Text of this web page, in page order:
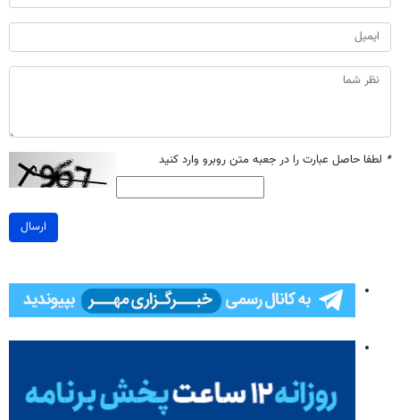
* لطفا حاصل عبارت را در جعبه متن روبرو وارد کنید
ارسال